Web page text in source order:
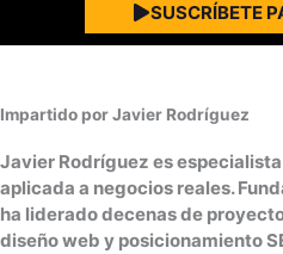
SUSCRÍBETE
Impartido por Javier Rodríguez
Javier Rodríguez es
aplicada a negocios reales.
ha liderado decenas de
diseño web y posicionamiento